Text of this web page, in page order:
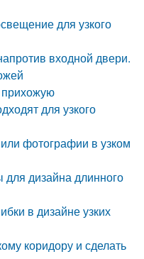
для узкого
входной двери.
для узкого
фотографии в узком
дизайна длинного
в дизайне узких
коридору и сделать